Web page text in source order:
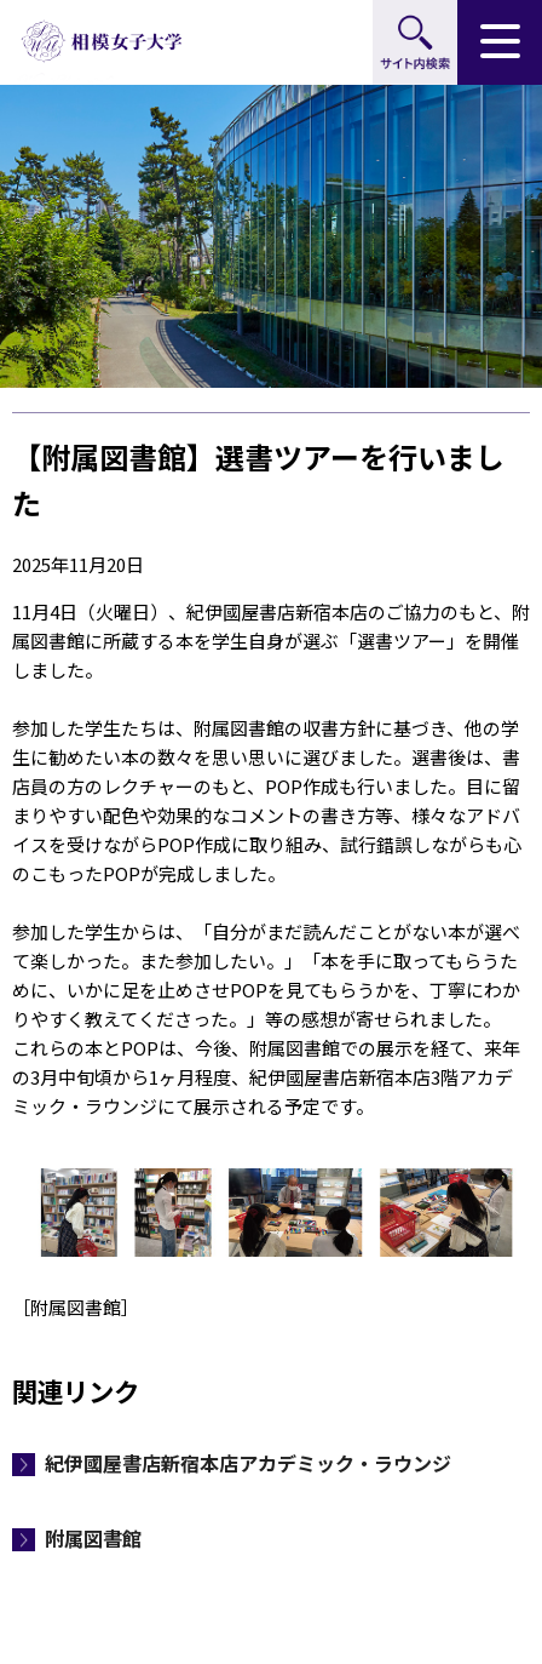
ー
バ
ル
ナ
ビ
ゲ
ー
シ
ョ
ン
へ
カ
ル
ナ
ビ
ゲ
ー
シ
ョ
ン
へ
タ
ー
へ
【附属図書館】選書ツアーを行いまし
た
2025年11月20日
11月4日（火曜日）、紀伊國屋書店新宿本店のご協力のもと、附
属図書館に所蔵する本を学生自身が選ぶ「選書ツアー」を開催
しました。
参加した学生たちは、附属図書館の収書方針に基づき、他の学
生に勧めたい本の数々を思い思いに選びました。選書後は、書
店員の方のレクチャーのもと、POP作成も行いました。目に留
まりやすい配色や効果的なコメントの書き方等、様々なアドバ
イスを受けながらPOP作成に取り組み、試行錯誤しながらも心
のこもったPOPが完成しました。
参加した学生からは、「自分がまだ読んだことがない本が選べ
て楽しかった。また参加したい。」「本を手に取ってもらうた
めに、いかに足を止めさせPOPを見てもらうかを、丁寧にわか
りやすく教えてくださった。」等の感想が寄せられました。
これらの本とPOPは、今後、附属図書館での展示を経て、来年
の3月中旬頃から1ヶ月程度、紀伊國屋書店新宿本店3階アカデ
ミック・ラウンジにて展示される予定です。
［附属図書館］
関連リンク
紀伊國屋書店新宿本店アカデミック・ラウンジ
附属図書館